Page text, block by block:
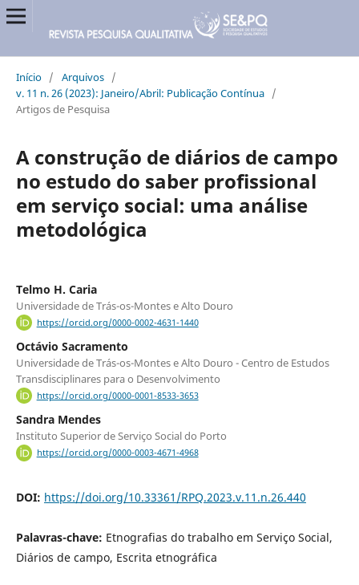
Início / Arquivos /
v. 11 n. 26 (2023): Janeiro/Abril: Publicação Contínua /
Artigos de Pesquisa
A construção de diários de campo
no estudo do saber profissional
em serviço social: uma análise
metodológica
Telmo H. Caria
Universidade de Trás-os-Montes e Alto Douro
https://orcid.org/0000-0002-4631-1440
Octávio Sacramento
Universidade de Trás-os-Montes e Alto Douro - Centro de Estudos
Transdisciplinares para o Desenvolvimento
https://orcid.org/0000-0001-8533-3653
Sandra Mendes
Instituto Superior de Serviço Social do Porto
https://orcid.org/0000-0003-4671-4968
DOI: https://doi.org/10.33361/RPQ.2023.v.11.n.26.440
Palavras-chave: Etnografias do trabalho em Serviço Social,
Diários de campo, Escrita etnográfica